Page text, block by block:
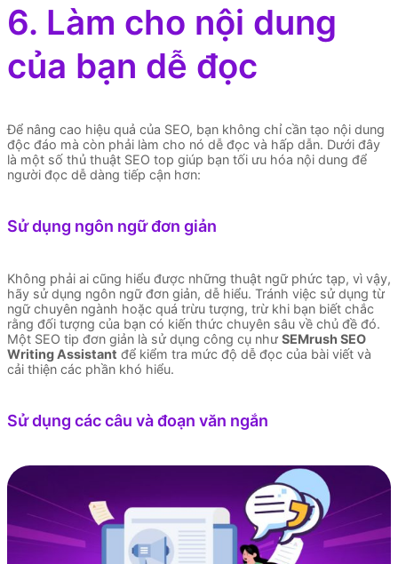
6. Làm cho nội dung
của bạn dễ đọc
Để nâng cao hiệu quả của SEO, bạn không chỉ cần tạo nội dung
độc đáo mà còn phải làm cho nó dễ đọc và hấp dẫn. Dưới đây
là một số thủ thuật SEO top giúp bạn tối ưu hóa nội dung để
người đọc dễ dàng tiếp cận hơn:
Sử dụng ngôn ngữ đơn giản
Không phải ai cũng hiểu được những thuật ngữ phức tạp, vì vậy,
hãy sử dụng ngôn ngữ đơn giản, dễ hiểu. Tránh việc sử dụng từ
ngữ chuyên ngành hoặc quá trừu tượng, trừ khi bạn biết chắc
rằng đối tượng của bạn có kiến thức chuyên sâu về chủ đề đó.
Một SEO tip đơn giản là sử dụng công cụ như SEMrush SEO
Writing Assistant để kiểm tra mức độ dễ đọc của bài viết và
cải thiện các phần khó hiểu.
Sử dụng các câu và đoạn văn ngắn